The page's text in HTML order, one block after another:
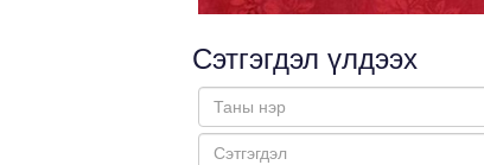
Сэтгэгдэл үлдээх